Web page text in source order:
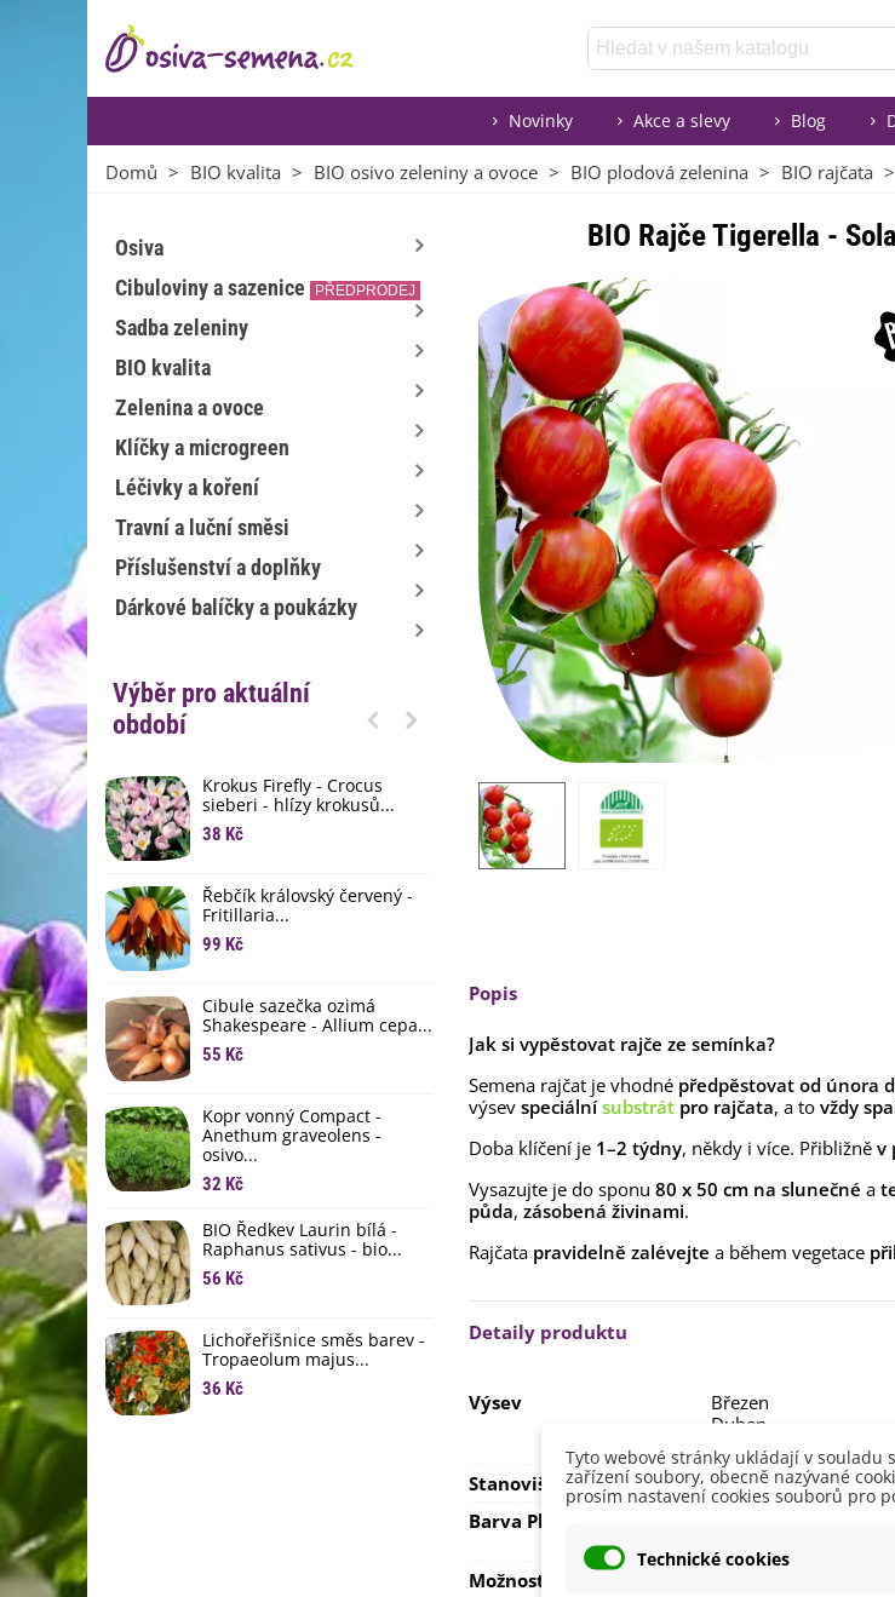
Novinky Akce a slevy Blog
Domů > BIO kvalita > BIO osivo zeleniny a ovoce > BIO plodová zelenina > BIO rajčata >
Osiva
Cibuloviny a sazenice
PŘEDPRODEJ
Sadba zeleniny
BIO kvalita
Zelenina a ovoce
Klíčky a microgreen
Léčivky a koření
Travní a luční směsi
Příslušenství a doplňky
Dárkové balíčky a poukázky
Výběr pro aktuální
období
Krokus Firefly - Crocus
sieberi - hlízy krokusů...
38 Kč
Řebčík královský červený -
Fritillaria...
99 Kč
Cibule sazečka ozimá
Shakespeare - Allium cepa...
55 Kč
Kopr vonný Compact -
Anethum graveolens -
osivo...
32 Kč
BIO Ředkev Laurin bílá -
Raphanus sativus - bio...
56 Kč
Lichořeřišnice směs barev -
Tropaeolum majus...
36 Kč
Semínkové bomby - dárkový
box na vajíčka -...
192 Kč
lilií - 1 ks
60 Kč 85 Kč -30%
Begonie plnokvětá žlutá -
Begonia superba -...
60 Kč 85 Kč -30%
Eukalyptus Baby Blue -
90 Kč
BIO Rajče Tigerella -
Popis
Jak si vypěstovat rajče ze semínka?
Semena rajčat je vhodné předpěstovat od února
výsev speciální substrát pro rajčata, a to vždy
Doba klíčení je 1–2 týdny, někdy i více. Přibližně v
Vysazujte je do sponu 80 x 50 cm na slunečné a
půda, zásobená živinami.
Rajčata pravidelně zalévejte a během vegetace
Detaily produktu
Výsev
Březen
Duben
Únor
Stanoviště
Slunečné
Barva Plodů
Možnosti Pěstování
Tyto webové stránky ukládají v souladu
zařízení soubory, obecně nazývané
prosím nastavení cookies souborů pro
Technické cookies